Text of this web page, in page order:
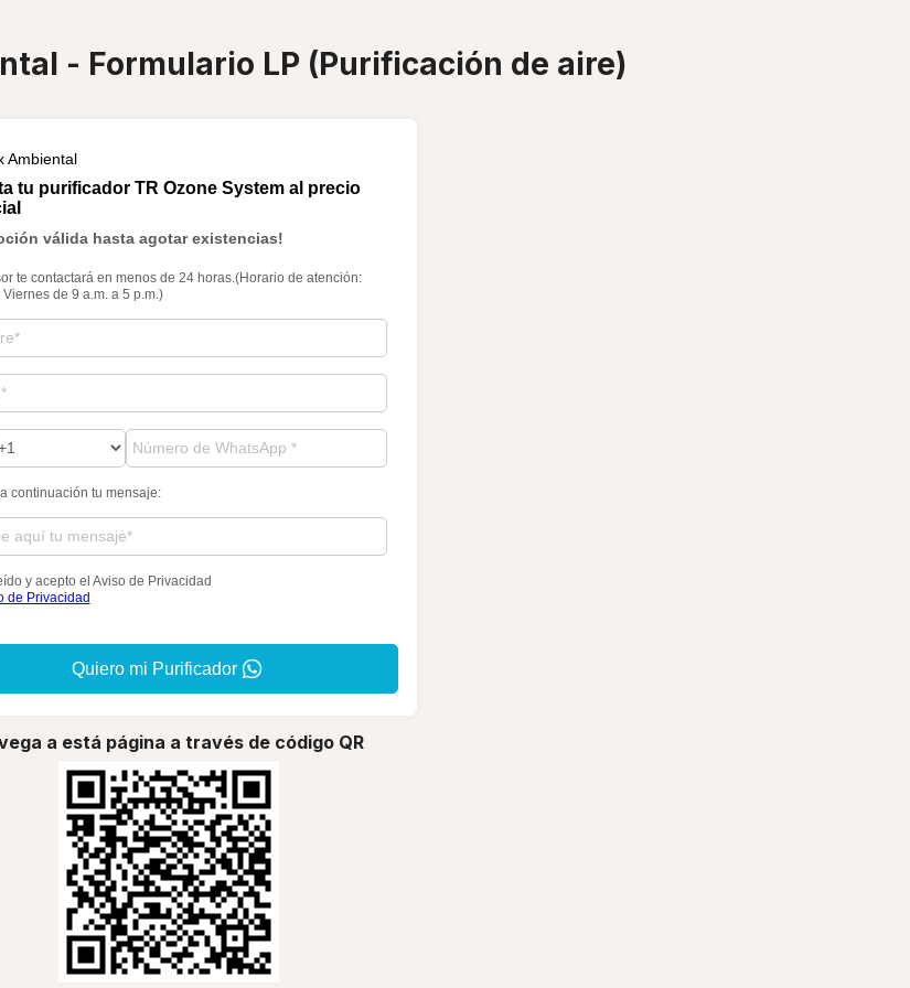
- Formulario LP (Purificación de aire)
Ambiental
tu purificador TR Ozone System al precio
válida hasta agotar existencias!
te contactará en menos de 24 horas. (Horario de atención:
Viernes de 9 a.m. a 5 p.m.)
continuación tu mensaje:
y acepto el Aviso de Privacidad
de Privacidad
Quiero mi Purificador
a está página a través de código QR